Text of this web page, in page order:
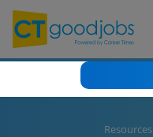
Resources